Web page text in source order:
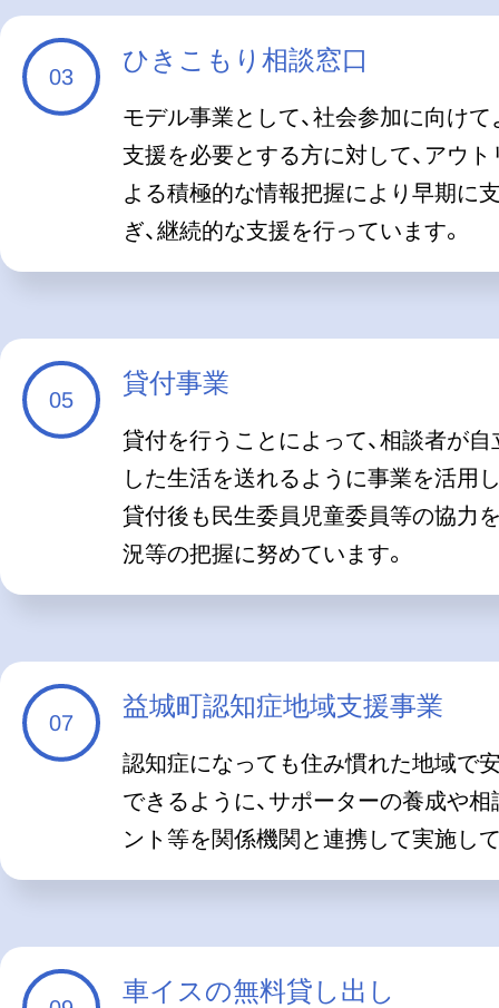
ひきこもり相談窓口
モデル事業として、社会参加に向け
支援を必要とする方に対して、アウ
よる積極的な情報把握により早期に
ぎ、継続的な支援を行っています。
貸付事業
貸付を行うことによって、相談者が
した生活を送れるように事業を活用し
貸付後も民生委員児童委員等の協力
況等の把握に努めています。
益城町認知症地域支援事業
認知症になっても住み慣れた地域で
できるように、サポーターの養成や相
ント等を関係機関と連携して実施し
車イスの無料貸し出し